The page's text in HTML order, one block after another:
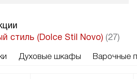
стиль (Dolce Stil Novo) (27)
Духовые шкафы Варочные